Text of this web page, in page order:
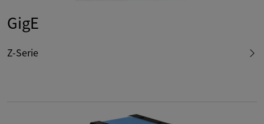
GigE
Z-Serie